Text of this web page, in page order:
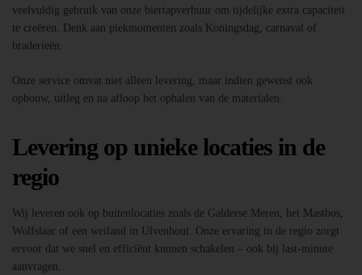
veelvuldig gebruik van onze biertapverhuur om tijdelijke extra capaciteit
te creëren. Denk aan piekmomenten zoals Koningsdag, carnaval of
braderieën.
Onze service omvat niet alleen levering, maar indien gewenst ook
opbouw, uitleg en na afloop het ophalen van de materialen.
Levering op unieke locaties in de
regio
Wij leveren ook op buitenlocaties zoals de Galderse Meren, het Mastbos,
Wolfslaar of een weiland in Ulvenhout. Onze ervaring in de regio zorgt
ervoor dat we snel en efficiënt kunnen schakelen – ook bij last-minute
aanvragen.